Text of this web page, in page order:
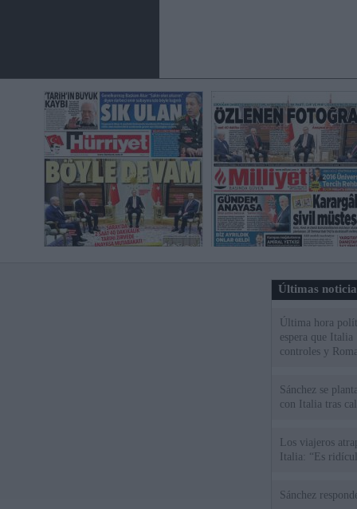
Últimas
Última hora
espera que
controles y
Sánchez se
con Italia tras
Los viajeros
Italia: “Es
Sánchez